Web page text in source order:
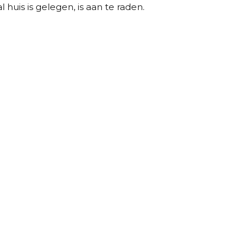
is gelegen, is aan te raden.